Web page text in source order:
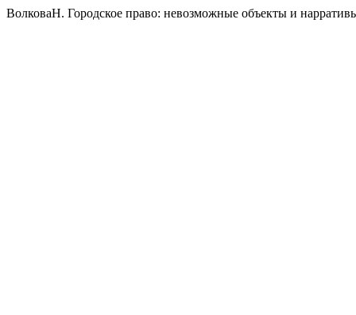
ВолковаН. Городское право: невозможные объекты и